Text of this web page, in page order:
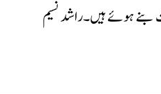
ہوئے ہیں۔راشد نسیم